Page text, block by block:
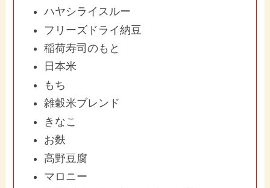
ハヤシライスルー
フリーズドライ納豆
稲荷寿司のもと
日本米
もち
雑穀米ブレンド
きなこ
お麩
高野豆腐
マロニー